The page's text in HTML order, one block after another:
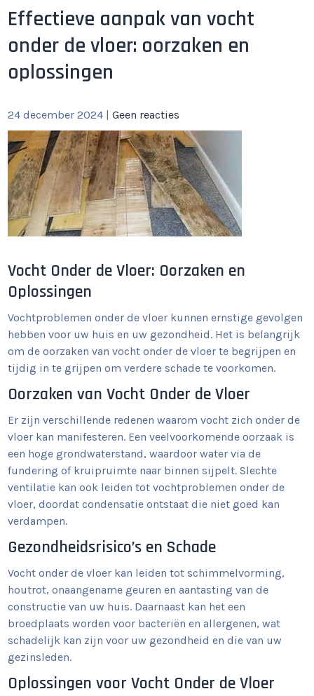
Effectieve aanpak van vocht
onder de vloer: oorzaken en
oplossingen
24 december 2024 |Geen reacties
Vocht Onder de Vloer: Oorzaken en
Oplossingen
Vochtproblemen onder de vloer kunnen ernstige gevolgen
hebben voor uw huis en uw gezondheid. Het is belangrijk
om de oorzaken van vocht onder de vloer te begrijpen en
tijdig in te grijpen om verdere schade te voorkomen.
Oorzaken van Vocht Onder de Vloer
Er zijn verschillende redenen waarom vocht zich onder de
vloer kan manifesteren. Een veelvoorkomende oorzaak is
een hoge grondwaterstand, waardoor water via de
fundering of kruipruimte naar binnen sijpelt. Slechte
ventilatie kan ook leiden tot vochtproblemen onder de
vloer, doordat condensatie ontstaat die niet goed kan
verdampen.
Gezondheidsrisico’s en Schade
Vocht onder de vloer kan leiden tot schimmelvorming,
houtrot, onaangename geuren en aantasting van de
constructie van uw huis. Daarnaast kan het een
broedplaats worden voor bacteriën en allergenen, wat
schadelijk kan zijn voor uw gezondheid en die van uw
gezinsleden.
Oplossingen voor Vocht Onder de Vloer